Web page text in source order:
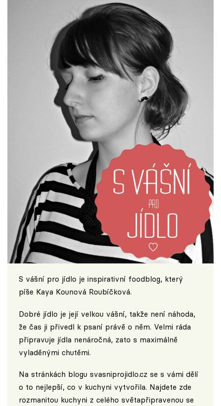
S vášní pro jídlo je inspirativní foodblog, který
píše Kaya Kounová Roubíčková.
Dobré jídlo je její velkou vášní, takže není náhoda,
že čas ji přivedl k psaní právě o něm. Velmi ráda
připravuje jídla nenáročná, zato s maximálně
vyladěnými chutěmi.
Na stránkách blogu svasniprojidlo.cz se s vámi dělí
o to nejlepší, co v kuchyni vytvořila. Najdete zde
rozmanitou kuchyni z celého světapřipravenou se